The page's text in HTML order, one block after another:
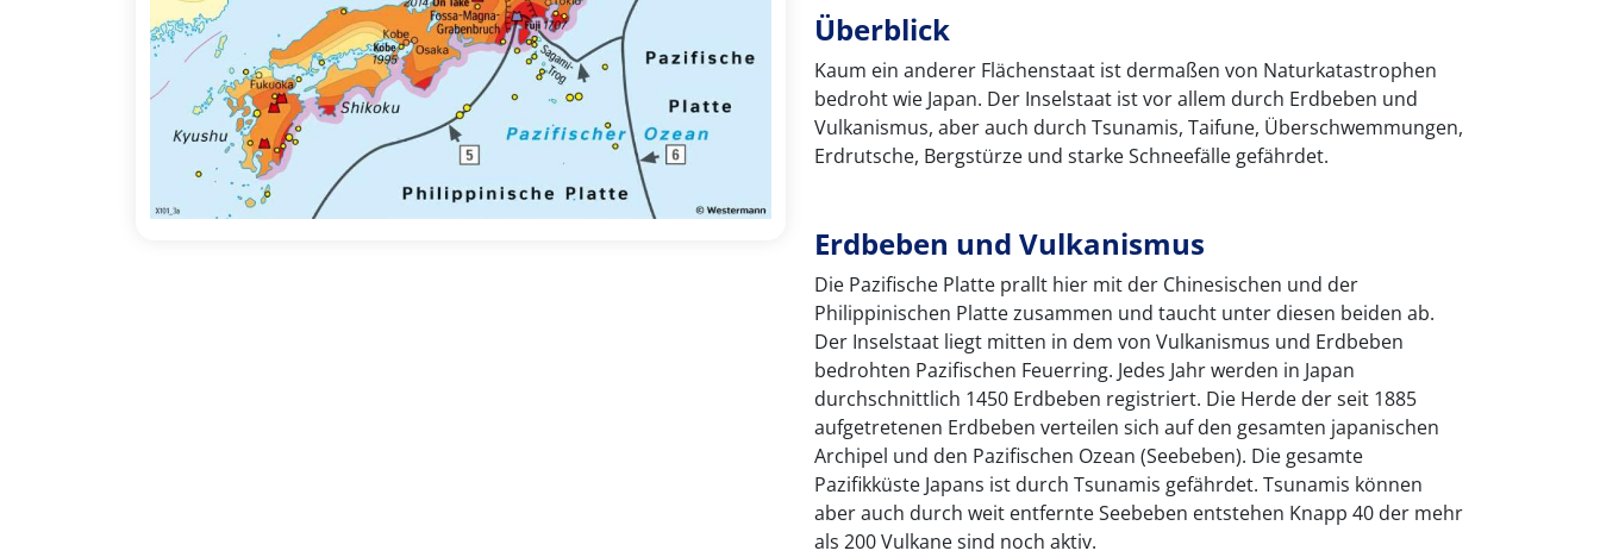
Überblick
Kaum ein anderer Flächenstaat ist dermaßen von Naturkatastrophen
bedroht wie Japan. Der Inselstaat ist vor allem durch Erdbeben und
Vulkanismus, aber auch durch Tsunamis, Taifune, Überschwemmungen,
Erdrutsche, Bergstürze und starke Schneefälle gefährdet.
Erdbeben und Vulkanismus
Die Pazifische Platte prallt hier mit der Chinesischen und der
Philippinischen Platte zusammen und taucht unter diesen beiden ab.
Der Inselstaat liegt mitten in dem von Vulkanismus und Erdbeben
bedrohten Pazifischen Feuerring. Jedes Jahr werden in Japan
durchschnittlich 1450 Erdbeben registriert. Die Herde der seit 1885
aufgetretenen Erdbeben verteilen sich auf den gesamten japanischen
Archipel und den Pazifischen Ozean (Seebeben). Die gesamte
Pazifikküste Japans ist durch Tsunamis gefährdet. Tsunamis können
aber auch durch weit entfernte Seebeben entstehen Knapp 40 der mehr
als 200 Vulkane sind noch aktiv.